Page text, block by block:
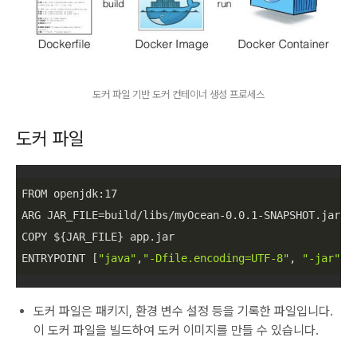
도커 파일 기반 도커 컨테이너 생성 프로세스
도커 파일
FROM openjdk: 17
ARG JAR_FILE=build/libs/myOcean-0.0.1 -SNAPSHOT.jar
COPY ${JAR_FILE} app.jar
ENTRYPOINT [ "java" , "-Dfile.encoding=UTF-8" , "-jar"
도커 파일은 패키지, 환경 변수 설정 등을 기록한 파일입니다.
이 도커 파일을 빌드하여 도커 이미지를 만들 수 있습니다.